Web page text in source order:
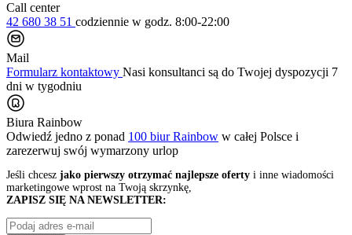
Call center
42 680 38 51 codziennie w godz. 8:00-22:00
Mail
Formularz kontaktowy Nasi konsultanci są do Twojej dyspozycji 7
dni w tygodniu
Biura Rainbow
Odwiedź jedno z ponad 100 biur Rainbow w całej Polsce i
zarezerwuj swój wymarzony urlop
Jeśli chcesz jako pierwszy otrzymać najlepsze oferty i inne wiadomości
marketingowe wprost na Twoją skrzynkę,
ZAPISZ SIĘ NA NEWSLETTER: